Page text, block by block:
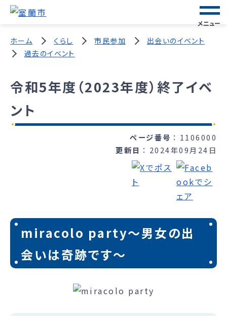
メニュー
ホーム くらし 市民参加
出会いのイベント
過去のイベント
令和5年度（2023年度）終了イベ
ント
ページ番号
1106000
更新日
2024年09月24日
miracolo party～男女の出
会いは奇跡です～